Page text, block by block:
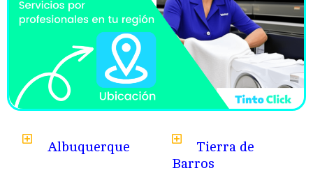
Albuquerque
Tierra de
Barros